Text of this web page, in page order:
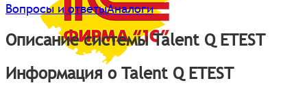
Вопросы и ответыАналоги
Описание системы Talent Q ETEST
Информация о Talent Q ETEST